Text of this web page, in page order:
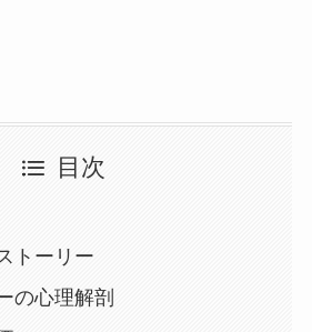
目次
トーリー
の心理解剖